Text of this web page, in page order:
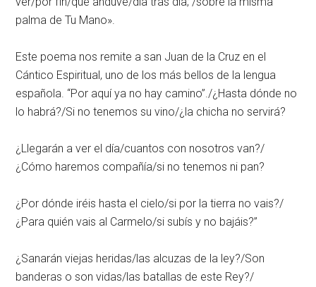
palma de Tu Mano».
Este poema nos remite a san Juan de la Cruz en el
Cántico Espiritual, uno de los más bellos de la lengua
española. “Por aquí ya no hay camino”./¿Hasta dónde no
lo habrá?/Si no tenemos su vino/¿la chicha no servirá?
¿Llegarán a ver el día/cuantos con nosotros van?/
¿Cómo haremos compañía/si no tenemos ni pan?
¿Por dónde iréis hasta el cielo/si por la tierra no vais?/
¿Para quién vais al Carmelo/si subís y no bajáis?”
¿Sanarán viejas heridas/las alcuzas de la ley?/Son
banderas o son vidas/las batallas de este Rey?/